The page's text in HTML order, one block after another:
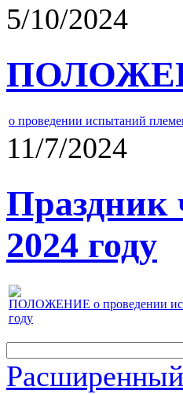
5/10/2024
о проведении испытаний
11/7/2024
Праздник
2024 году
ПОЛОЖЕНИЕ о проведении
году